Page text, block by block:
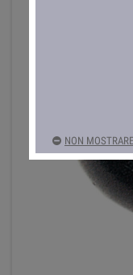
NON